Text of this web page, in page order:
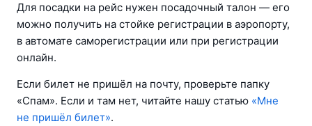
Для посадки на рейс нужен посадочный талон — его
можно получить на стойке регистрации в аэропорту,
в автомате саморегистрации или при регистрации
онлайн.
Если билет не пришёл на почту, проверьте папку
«Спам». Если и там нет, читайте нашу статью «Мне
не пришёл билет».